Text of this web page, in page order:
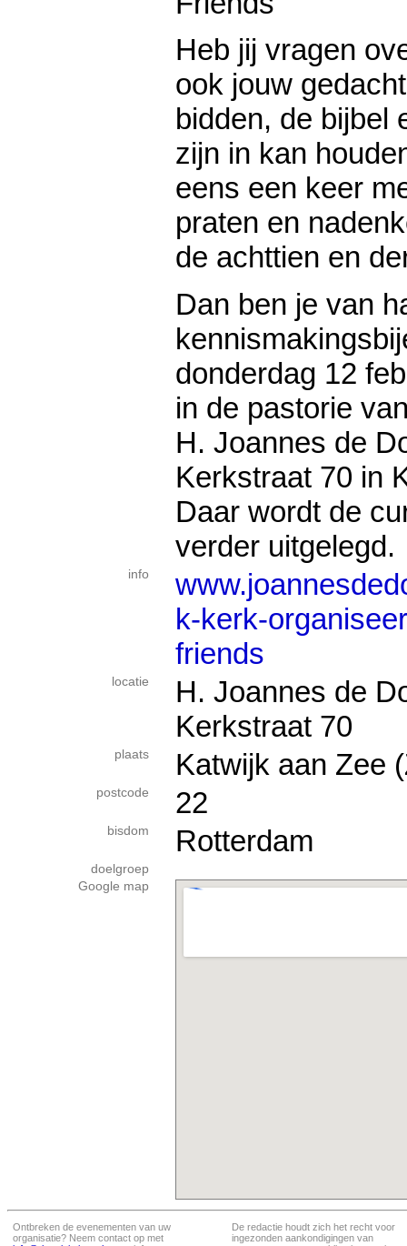
Heb jij vragen
ook jouw
bidden, de bijbel
zijn in kan
eens een keer
praten en
de achttien en
Dan ben je van
donderdag 12
in de pastorie
H. Joannes de
Kerkstraat 70 in
Daar wordt de
verder uitgelegd.
info
k-kerk-
friends
locatie
H. Joannes de
Kerkstraat 70
plaats Katwijk aan Zee
postcode 22
bisdom Rotterdam
doelgroep
Google map
Ontbreken de evenementen van uw
organisatie? Neem contact op met
De redactie houdt zich het recht voor
ingezonden aankondigingen van